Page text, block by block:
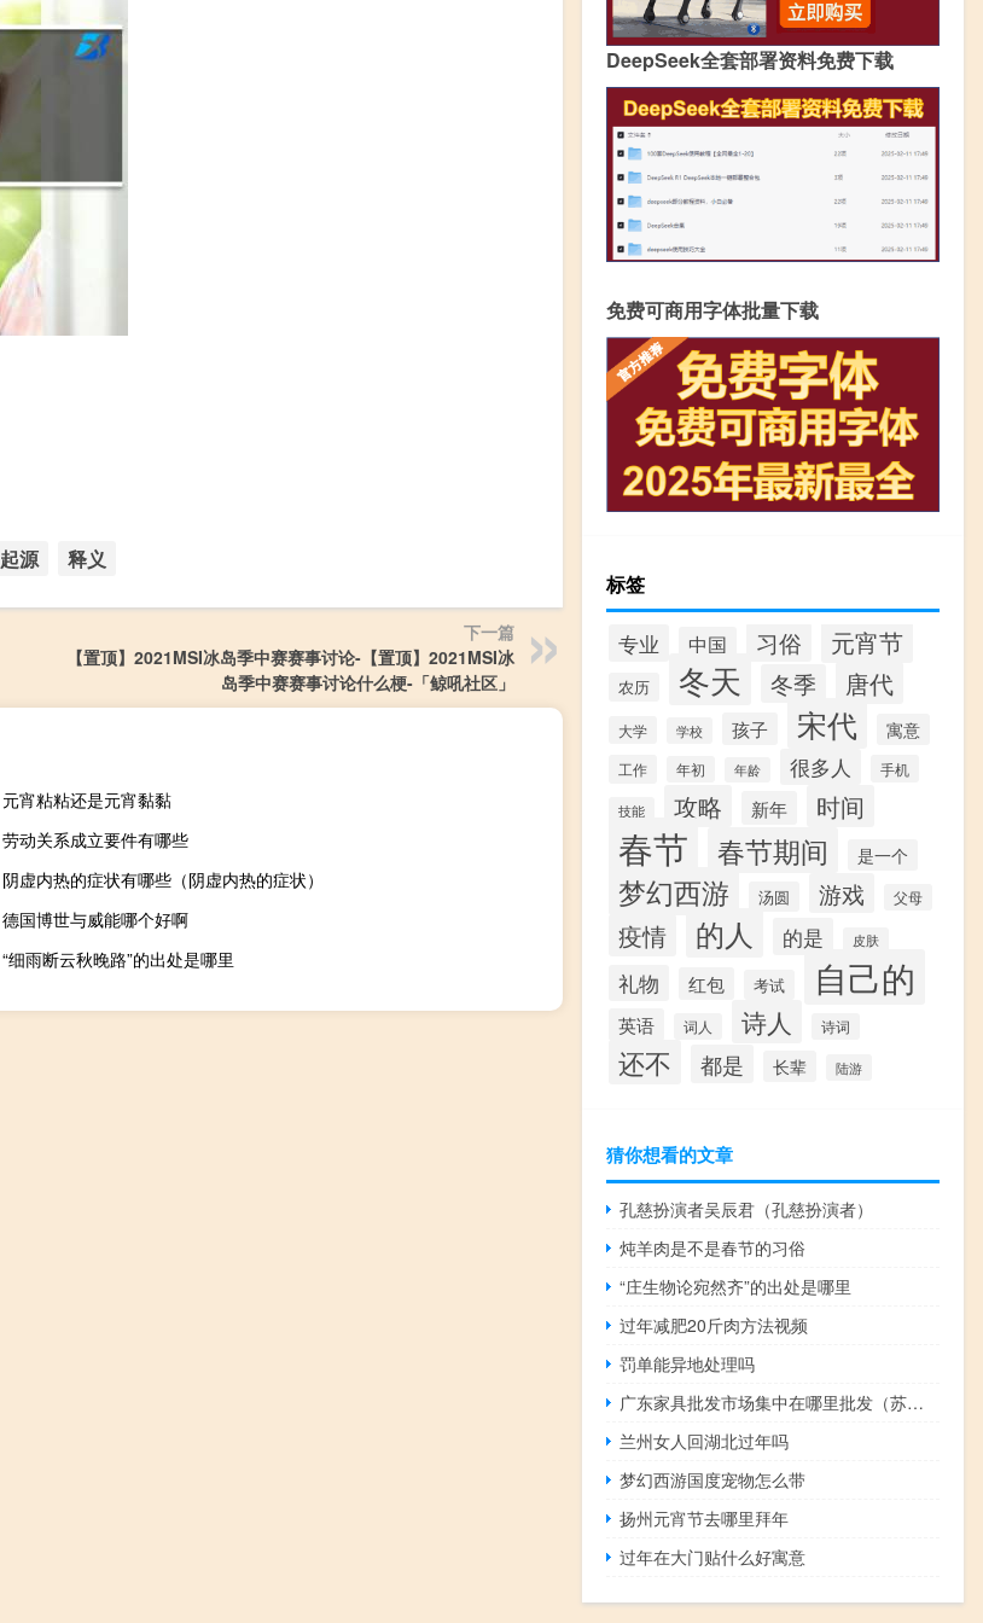
起源 释义
下一篇
【置顶】2021MSI冰岛季中赛赛事讨论-【置顶】2021MSI冰
岛季中赛赛事讨论什么梗-「鲸吼社区」
元宵粘粘还是元宵黏黏
劳动关系成立要件有哪些
阴虚内热的症状有哪些（阴虚内热的症状）
德国博世与威能哪个好啊
“细雨断云秋晚路”的出处是哪里
DeepSeek全套部署资料免费下载
免费可商用字体批量下载
标签
专业 中国 习俗 元宵节
农历 冬天 冬季 唐代
大学 学校 孩子 宋代 寓意
工作 年初 年龄 很多人 手机
技能 攻略 新年 时间
春节 春节期间 是一个
梦幻西游 汤圆 游戏 父母
疫情 的人 的是 皮肤
礼物 红包 考试 自己的
英语 词人 诗人 诗词
还不 都是 长辈 陆游
猜你想看的文章
孔慈扮演者吴辰君（孔慈扮演者）
炖羊肉是不是春节的习俗
“庄生物论宛然齐”的出处是哪里
过年减肥20斤肉方法视频
罚单能异地处理吗
广东家具批发市场集中在哪里批发（苏州最大的家具批发市场在哪里）
兰州女人回湖北过年吗
梦幻西游国度宠物怎么带
扬州元宵节去哪里拜年
过年在大门贴什么好寓意